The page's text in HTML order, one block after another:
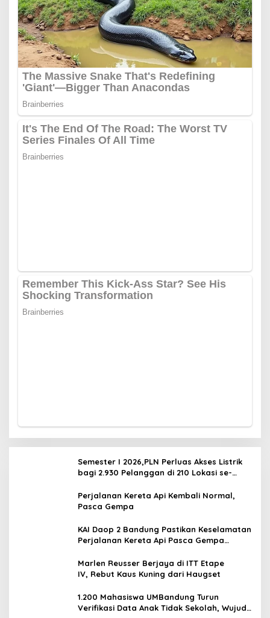
Semester I 2026,PLN Perluas Akses Listrik
bagi 2.930 Pelanggan di 210 Lokasi se-
Perjalanan Kereta Api Kembali Normal,
Pasca Gempa
KAI Daop 2 Bandung Pastikan Keselamatan
Perjalanan Kereta Api Pasca Gempa
Berlangsung
Marlen Reusser Berjaya di ITT Etape
IV, Rebut Kaus Kuning dari Haugset
1.200 Mahasiswa UMBandung Turun
Verifikasi Data Anak Tidak Sekolah, Wujud